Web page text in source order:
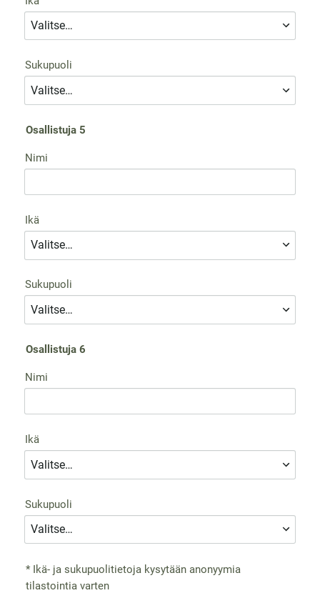
Sukupuoli
Osallistuja 5
Nimi
Ikä
Sukupuoli
Osallistuja 6
Nimi
Ikä
Sukupuoli
* Ikä- ja sukupuolitietoja kysytään anonyymia
tilastointia varten